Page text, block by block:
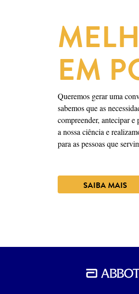
EM
Queremos gerar uma
sabemos que as
compreender, antecipar e
a nossa ciência e
para as pessoas que
SAIBA MAIS